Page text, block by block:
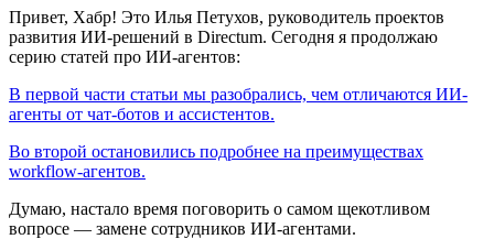
Привет, Хабр! Это Илья Петухов, руководитель проектов
развития ИИ-решений в Directum. Сегодня я продолжаю
серию статей про ИИ-агентов:
В первой части статьи мы разобрались, чем отличаются ИИ-
агенты от чат-ботов и ассистентов.
Во второй остановились подробнее на преимуществах
workflow-агентов.
Думаю, настало время поговорить о самом щекотливом
вопросе — замене сотрудников ИИ-агентами.